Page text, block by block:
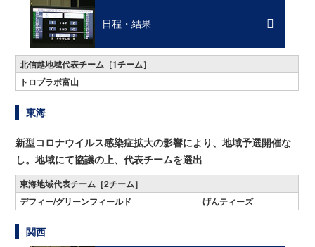
日程・結果
北信越地域代表チーム［1チーム］
トロブラボ富山
東海
新型コロナウイルス感染症拡大の影響により、地域予選開催な
し。地域にて協議の上、代表チームを選出
東海地域代表チーム［2チーム］
デフィー/グリーンフィールド
げんティーズ
関西